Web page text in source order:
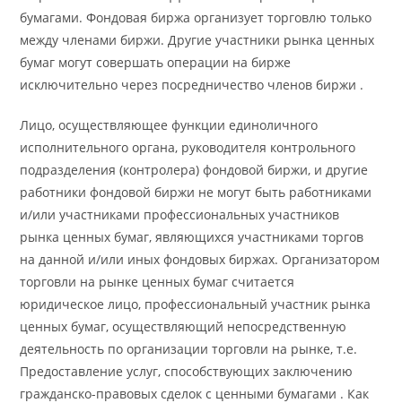
бумагами. Фондовая биржа организует торговлю только
между членами биржи. Другие участники рынка ценных
бумаг могут совершать операции на бирже
исключительно через посредничество членов биржи .
Лицо, осуществляющее функции единоличного
исполнительного органа, руководителя контрольного
подразделения (контролера) фондовой биржи, и другие
работники фондовой биржи не могут быть работниками
и/или участниками профессиональных участников
рынка ценных бумаг, являющихся участниками торгов
на данной и/или иных фондовых биржах. Организатором
торговли на рынке ценных бумаг считается
юридическое лицо, профессиональный участник рынка
ценных бумаг, осуществляющий непосредственную
деятельность по организации торговли на рынке, т.е.
Предоставление услуг, способствующих заключению
гражданско-правовых сделок с ценными бумагами . Как